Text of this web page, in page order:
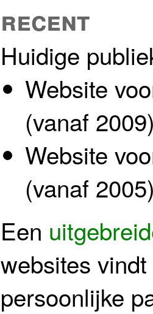
recent
Huidige
Website
(vanaf
Website
(vanaf
Een
websites
persoonlijke